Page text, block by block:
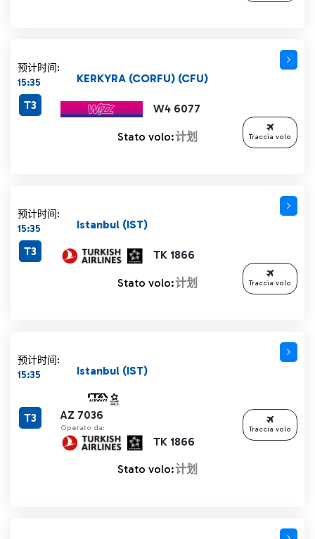
预计时间:
15:35
W4 6077
KERKYRA (CORFU) (CFU)
T3
Stato volo:计划 Traccia volo
预计时间:
15:35
TK 1866
Istanbul (IST)
T3
Stato volo:计划 Traccia volo
预计时间:
15:35
AZ 7036
Operato da:
TK 1866
Istanbul (IST)
T3
Stato volo:计划
Traccia volo